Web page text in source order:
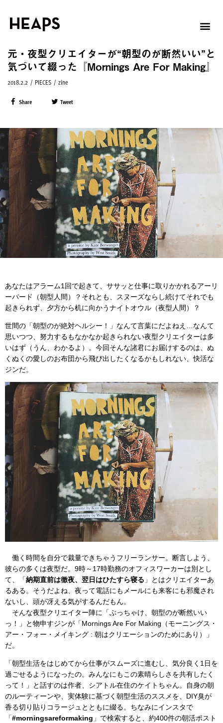
元・夜型クリエイターが“朝型のが断然いい”と
気づいて綴った『Mornings Are For Making』
2018.2.2 / PIECES / zine
Share Tweet
あなたはアラーム1回で起きて、ササッと仕事に取りかかれるアーリ
ーバード（朝型人間）？それとも、スヌーズならし続けてそれでも
起きられず、夕方から机に向かうナイトオウル（夜型人間）？
世間の「朝型のが絶対ヘルシー！」なんて言葉にだよねえ…なんて
思いつつ、努力するもなかなか起きられない夜型クリエイターは多
いはず（うん、わかるよ）。今回そんな諸君にお届けするのは、ぬ
くぬくの愛しのお布団から飛び出したくなるかもしれない、快活な
ジンだ。
働く時間を自分で裁量できちゃうフリーランサー。断言しよう、
彼らの多くは夜型だ。9時～17時勤務のオフィスワーカーは別とし
て、「納期直前は徹夜、翌日はひたすら寝る 」とはクリエイターあ
るある。そうだよね、夜って電話にもメールにも来客にも邪魔され
ないし、頭が冴える気がするんだもん。
そんな夜型クリエイター陣に「ぶっちゃけ、朝型のが断然いい
っ！」と物申すジンが「Mornings Are For Making（モーニングス・
アー・フォー・メイキング : 朝はクリエーションのためにあり）」
だ。
「朝型生活をはじめてから仕事がスムーズに進むし、気分良く1日を
過ごせるようになったの。みんなにもこの素晴らしさを共有したく
って！」と話すのは作者、シアトル在住のケイトちゃん。自身の朝
のルーティーンや、実体験に基づく朝型生活のススメを、DIY臭が
香る切り貼りコラージュとともに綴る。ちなみにインスタで
「#morningsareformaking 」で検索すると、約400件の朝活ポスト